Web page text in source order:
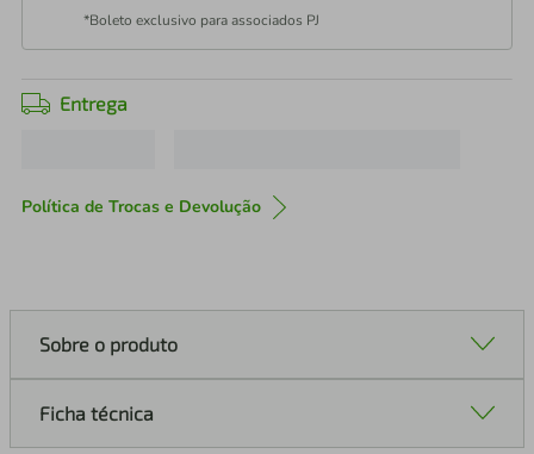
*Boleto exclusivo para associados PJ
Entrega
Política de Trocas e Devolução
Sobre o produto
Ficha técnica